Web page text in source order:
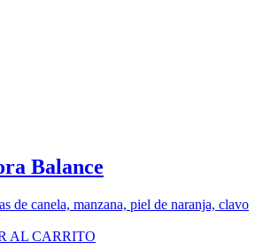
Balance
de canela, manzana, piel de naranja, clavo
AL CARRITO